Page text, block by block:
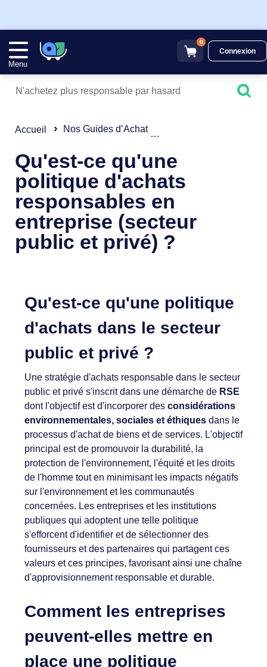
Menu
0
Connexion
Accueil Nos Guides d’Achat
Qu'est-ce qu'une
politique d'achats
responsables en
entreprise (secteur
public et privé) ?
Qu'est-ce qu'une politique
d'achats dans le secteur
public et privé ?
Une stratégie d'achats responsable dans le secteur
public et privé s'inscrit dans une démarche de RSE
dont l'objectif est d'incorporer des considérations
environnementales, sociales et éthiques dans le
processus d'achat de biens et de services. L'objectif
principal est de promouvoir la durabilité, la
protection de l'environnement, l'équité et les droits
de l'homme tout en minimisant les impacts négatifs
sur l'environnement et les communautés
concernées. Les entreprises et les institutions
publiques qui adoptent une telle politique
s'efforcent d'identifier et de sélectionner des
fournisseurs et des partenaires qui partagent ces
valeurs et ces principes, favorisant ainsi une chaîne
d'approvisionnement responsable et durable.
Comment les entreprises
peuvent-elles mettre en
place une politique